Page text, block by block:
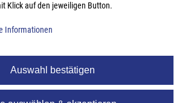
+ Co KG
Platz 1-5
Klick auf den jeweiligen Button.
Informationen
Auswahl bestätigen